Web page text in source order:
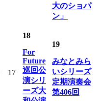
大のショパ
ン」
17
18
For
Future
巡回公
演シリ
ーズ大
19
みなとみら
いシリーズ
定期演奏会
第406回